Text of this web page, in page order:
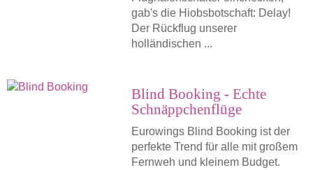
gab's die Hiobsbotschaft: Delay!
Der Rückflug unserer
holländischen ...
Blind Booking - Echte
Schnäppchenflüge
Eurowings Blind Booking ist der
perfekte Trend für alle mit großem
Fernweh und kleinem Budget.